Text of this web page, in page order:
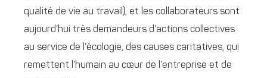
qualité de vie au travail), et les collaborateurs sont
aujourd’hui très demandeurs d’actions collectives
au service de l’écologie, des causes caritatives, qui
remettent l’humain au cœur de l’entreprise et de